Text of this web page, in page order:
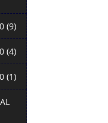
(9)
(4)
(1)